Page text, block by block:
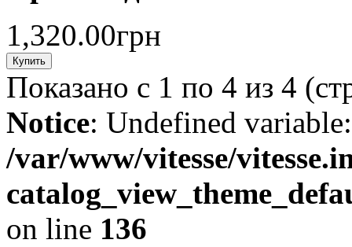
1,320.00грн
Показано с 1 по 4 из 4
Notice: Undefined
/var/www/vitesse/
on line 136